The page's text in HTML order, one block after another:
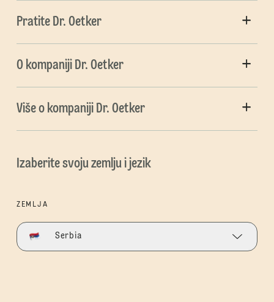
Pratite Dr. Oetker
O kompaniji Dr. Oetker
Više o kompaniji Dr. Oetker
Izaberite svoju zemlju i jezik
ZEMLJA
Serbia